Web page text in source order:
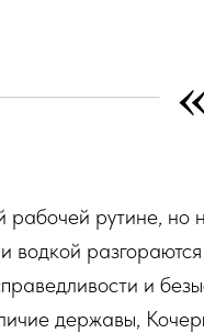
рабочей рутине, но
и
державы,